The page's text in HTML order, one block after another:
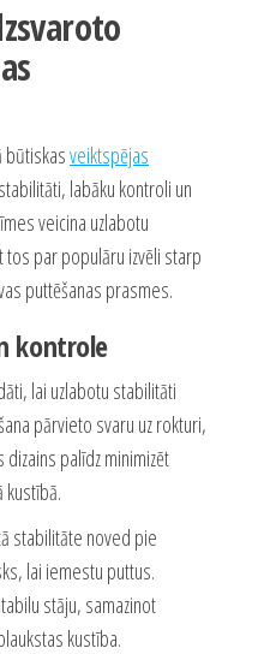
būtiskasveiktspējas
labāku kontroli un
veicina uzlabotu
tos par populāru izvēli starp
puttēšanas prasmes.
kontrole
lai uzlabotu stabilitāti
pārvieto svaru uz rokturi,
palīdz minimizēt
kustībā.
stabilitāte noved pie
lai iemestu puttus.
stāju, samazinot
kustība.